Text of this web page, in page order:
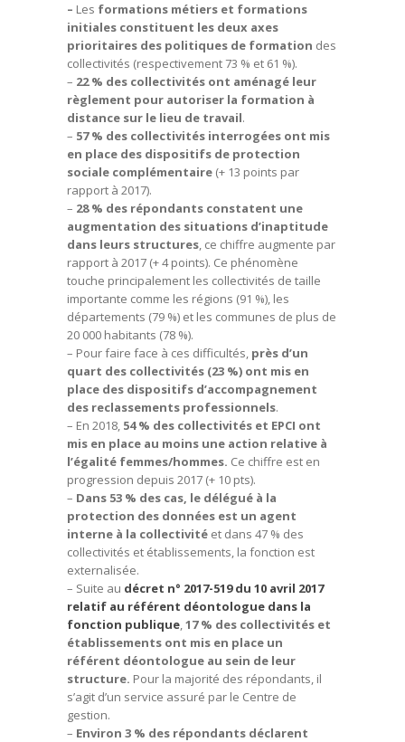
– Les formations métiers et formations
initiales constituent les deux axes
prioritaires des politiques de formation des
collectivités (respectivement 73 % et 61 %).
– 22 % des collectivités ont aménagé leur
règlement pour autoriser la formation à
distance sur le lieu de travail.
– 57 % des collectivités interrogées ont mis
en place des dispositifs de protection
sociale complémentaire (+ 13 points par
rapport à 2017).
– 28 % des répondants constatent une
augmentation des situations d’inaptitude
dans leurs structures, ce chiffre augmente par
rapport à 2017 (+ 4 points). Ce phénomène
touche principalement les collectivités de taille
importante comme les régions (91 %), les
départements (79 %) et les communes de plus de
20 000 habitants (78 %).
– Pour faire face à ces difficultés, près d’un
quart des collectivités (23 %) ont mis en
place des dispositifs d’accompagnement
des reclassements professionnels.
– En 2018, 54 % des collectivités et EPCI ont
mis en place au moins une action relative à
l’égalité femmes/hommes. Ce chiffre est en
progression depuis 2017 (+ 10 pts).
– Dans 53 % des cas, le délégué à la
protection des données est un agent
interne à la collectivité et dans 47 % des
collectivités et établissements, la fonction est
externalisée.
– Suite au décret n° 2017-519 du 10 avril 2017
relatif au référent déontologue dans la
fonction publique,17 % des collectivités et
établissements ont mis en place un
référent déontologue au sein de leur
structure. Pour la majorité des répondants, il
s’agit d’un service assuré par le Centre de
gestion.
– Environ 3 % des répondants déclarent